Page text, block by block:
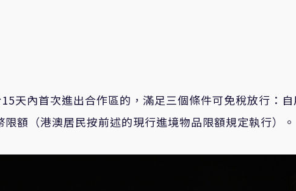
天內首次進出合作區的，滿足三個條件可免稅放行：
額（港澳居民按前述的現行進境物品限額規定執行）。